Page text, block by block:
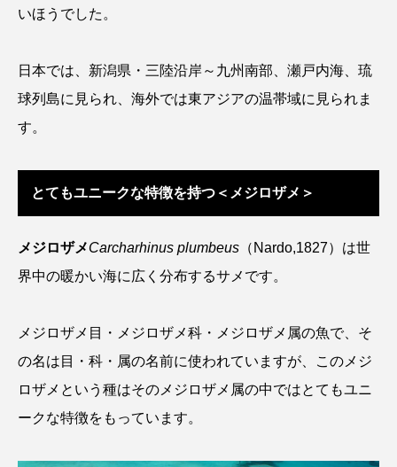
いほうでした。
日本では、新潟県・三陸沿岸～九州南部、瀬戸内海、琉
球列島に見られ、海外では東アジアの温帯域に見られま
す。
とてもユニークな特徴を持つ＜メジロザメ＞
メジロザメCarcharhinus plumbeus （Nardo,1827）は世
界中の暖かい海に広く分布するサメです。
メジロザメ目・メジロザメ科・メジロザメ属の魚で、そ
の名は目・科・属の名前に使われていますが、このメジ
ロザメという種はそのメジロザメ属の中ではとてもユニ
ークな特徴をもっています。